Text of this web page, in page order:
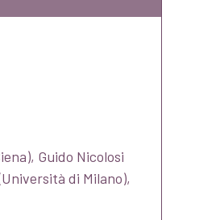
Guido Nicolosi
di Milano),